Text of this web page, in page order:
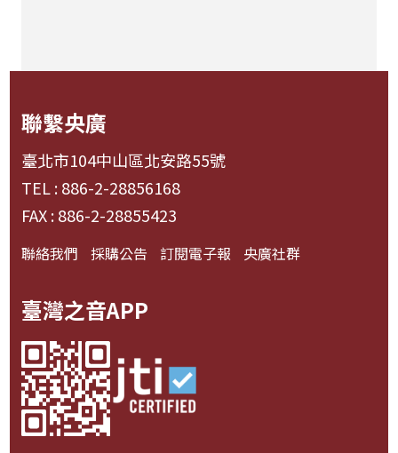
聯繫央廣
臺北市104中山區北安路55號
TEL : 886-2-28856168
FAX : 886-2-28855423
聯絡我們 採購公告 訂閱電子報 央廣社群
臺灣之音APP